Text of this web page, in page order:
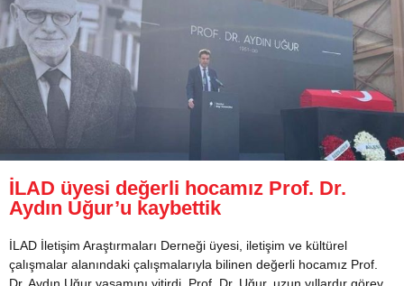
İLAD üyesi değerli hocamız Prof. Dr.
Aydın Uğur’u kaybettik
İLAD İletişim Araştırmaları Derneği üyesi, iletişim ve kültürel
çalışmalar alanındaki çalışmalarıyla bilinen değerli hocamız Prof.